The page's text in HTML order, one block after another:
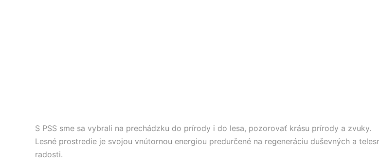
S PSS sme sa vybrali na prechádzku do prírody i do lesa, pozorovať krásu prírody a zvuky.
Lesné prostredie je svojou vnútornou energiou predurčené na regeneráciu duševných a
radosti.